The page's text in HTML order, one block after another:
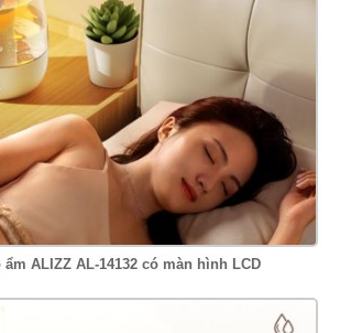
ẩm ALIZZ AL-14132 có màn hình LCD